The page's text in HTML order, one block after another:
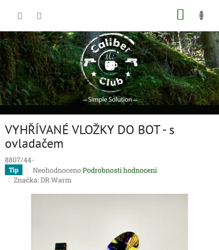
VYHŘÍVANÉ VLOŽKY DO BOT - s
ovladačem
8807/44-
Tip
Průměrné
hodnocení
Neohodnoceno Podrobnosti hodnocení
Značka:DR.Warm